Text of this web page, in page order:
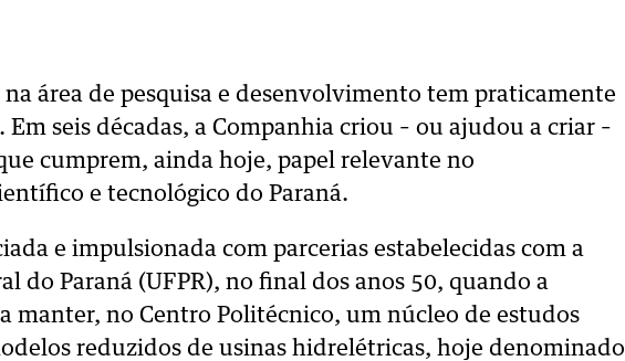
área de pesquisa e desenvolvimento tem praticamente
Em seis décadas, a Companhia criou – ou ajudou a criar –
cumprem, ainda hoje, papel relevante no
e tecnológico do Paraná.
e impulsionada com parcerias estabelecidas com a
do Paraná (UFPR), no final dos anos 50, quando a
manter, no Centro Politécnico, um núcleo de estudos
reduzidos de usinas hidrelétricas, hoje denominado